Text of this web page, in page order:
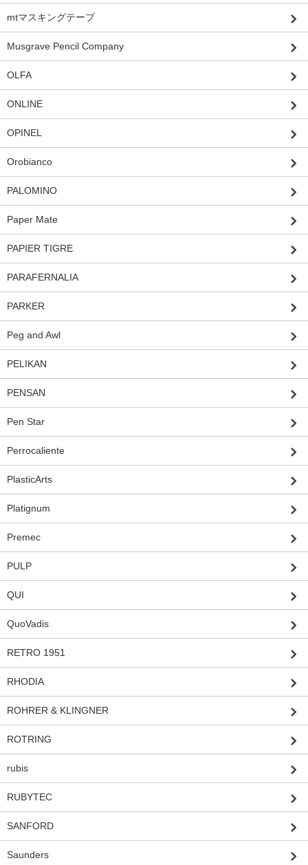
mtマスキングテープ
Musgrave Pencil Company
OLFA
ONLINE
OPINEL
Orobianco
PALOMINO
Paper Mate
PAPIER TIGRE
PARAFERNALIA
PARKER
Peg and Awl
PELIKAN
PENSAN
Pen Star
Perrocaliente
PlasticArts
Platignum
Premec
PULP
QUI
QuoVadis
RETRO 1951
RHODIA
ROHRER & KLINGNER
ROTRING
rubis
RUBYTEC
SANFORD
Saunders